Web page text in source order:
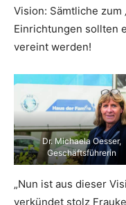
Vision: Sämtliche zum
Einrichtungen sollten
vereint werden!
Dr. Michaela Oesser,
Geschäftsführerin
„Nun ist aus dieser
verkündet stolz